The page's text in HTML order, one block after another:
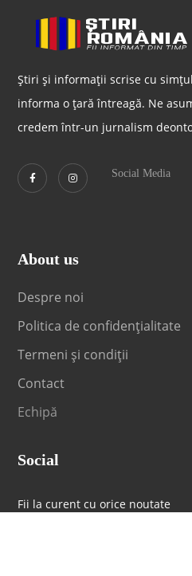
Știri și informații scrise cu
informa o țară întreagă. Ne
credem într-un jurnalism
Social Media
About us
Despre noi
Politica de confidențialitate
Termeni și condiții
Contact
Echipă
Social
Fii la curent cu orice noutate